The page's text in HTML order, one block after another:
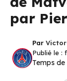
par
Par Victor
Publié le :
Temps de